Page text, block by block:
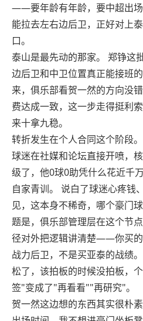
——要年龄有年龄，要中超出
能拉去左右边后卫，正好对上
口。
泰山是最先动的那家。 郑铮这
边后卫和中卫位置真正能接班
来，俱乐部看贺一然的方向没
费达成一致，这一步走得挺利
来十拿九稳。
转折发生在个人合同这个阶段
球迷在社媒和论坛直接开喷，
级了，他0球0助凭什么花近千
自家青训。 说白了球迷心疼钱
见，这本身不稀奇，哪个豪门
题是，俱乐部管理层在这个节
径对外把逻辑讲清楚——你买
战力后卫，不是买亚泰的战绩
松了，该拍板的时候没拍板，
签"变成了"再看看""再研究"。
贺一然这边想的东西其实很朴